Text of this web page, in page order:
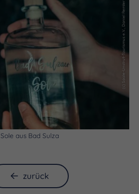
(c) Saale-Unstrut-Tourismus e.V., Daniel Remler
Sole aus Bad Sulza
zurück